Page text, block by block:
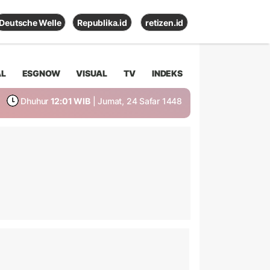
Deutsche Welle Republika.id retizen.id
ESGNOW VISUAL TV INDEKS
Dhuhur 12:01 WIB | Jumat, 24 Safar 1448